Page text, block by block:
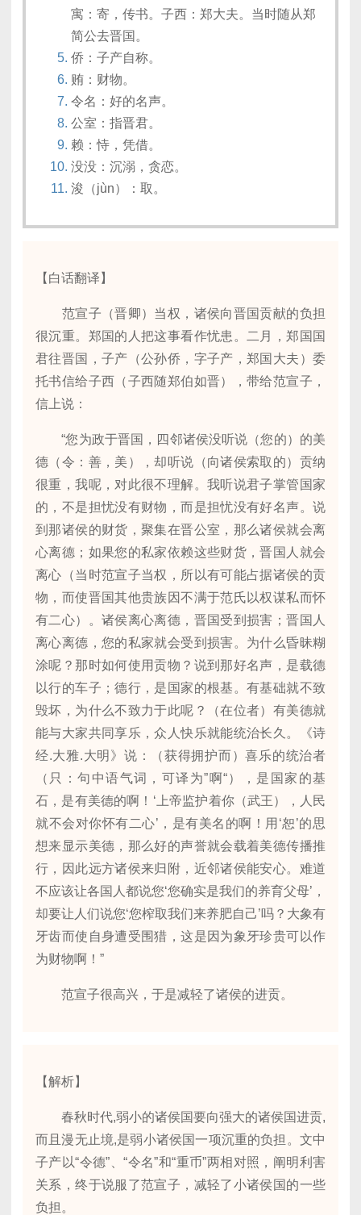
寓：寄，传书。子西：郑大夫。当时随从郑
简公去晋国。
侨：子产自称。
贿：财物。
令名：好的名声。
公室：指晋君。
赖：恃，凭借。
没没：沉溺，贪恋。
浚（jùn）：取。
【白话翻译】
范宣子（晋卿）当权，诸侯向晋国贡献的负担
很沉重。郑国的人把这事看作忧患。二月，郑国国
君往晋国，子产（公孙侨，字子产，郑国大夫）委
托书信给子西（子西随郑伯如晋），带给范宣子，
信上说：
“您为政于晋国，四邻诸侯没听说（您的）的美
德（令：善，美），却听说（向诸侯索取的）贡纳
很重，我呢，对此很不理解。我听说君子掌管国家
的，不是担忧没有财物，而是担忧没有好名声。说
到那诸侯的财货，聚集在晋公室，那么诸侯就会离
心离德；如果您的私家依赖这些财货，晋国人就会
离心（当时范宣子当权，所以有可能占据诸侯的贡
物，而使晋国其他贵族因不满于范氏以权谋私而怀
有二心）。诸侯离心离德，晋国受到损害；晋国人
离心离德，您的私家就会受到损害。为什么昏昧糊
涂呢？那时如何使用贡物？说到那好名声，是载德
以行的车子；德行，是国家的根基。有基础就不致
毁坏，为什么不致力于此呢？（在位者）有美德就
能与大家共同享乐，众人快乐就能统治长久。《诗
经.大雅.大明》说：（获得拥护而）喜乐的统治者
（只：句中语气词，可译为”啊“），是国家的基
石，是有美德的啊！‘上帝监护着你（武王），人民
就不会对你怀有二心’，是有美名的啊！用‘恕’的思
想来显示美德，那么好的声誉就会载着美德传播推
行，因此远方诸侯来归附，近邻诸侯能安心。难道
不应该让各国人都说您‘您确实是我们的养育父母’，
却要让人们说您‘您榨取我们来养肥自己’吗？大象有
牙齿而使自身遭受围猎，这是因为象牙珍贵可以作
为财物啊！”
范宣子很高兴，于是减轻了诸侯的进贡。
【解析】
春秋时代,弱小的诸侯国要向强大的诸侯国进贡,
而且漫无止境,是弱小诸侯国一项沉重的负担。文中
子产以“令德”、“令名”和“重币”两相对照，阐明利害
关系，终于说服了范宣子，减轻了小诸侯国的一些
负担。